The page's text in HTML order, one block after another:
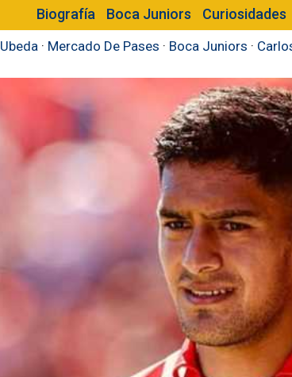
Biografía Boca Juniors Curiosidades
Ubeda · Mercado De Pases · Boca Juniors ·